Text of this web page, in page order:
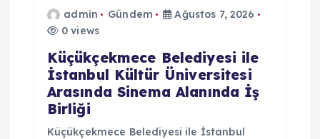
admin Gündem
Ağustos 7, 2026
0 views
Küçükçekmece Belediyesi ile
İstanbul Kültür Üniversitesi
Arasında Sinema Alanında İş
Birliği
Küçükçekmece Belediyesi ile İstanbul